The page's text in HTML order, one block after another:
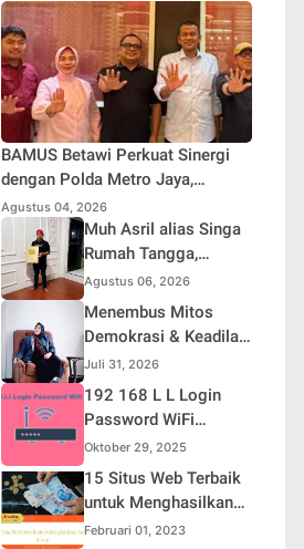
BAMUS Betawi Perkuat Sinergi
dengan Polda Metro Jaya,
Tegaskan Komitmen Menjaga
Jakarta Aman, Damai, dan
Kondusif Jelang HUT ke-81
Republik Indonesia
Agustus 04, 2026
Muh Asril alias Singa
Rumah Tangga,
Kreator Kocak yang
Jago Bikin Kisah
Suami Takut Istri Jadi
Agustus 06, 2026
Menembus Mitos
Demokrasi & Keadilan
Sosial: Adv. Fara
Fariha Rodliyana
Soroti Distorsi
Aksi Main Hakim
Sendiri
Juli 31, 2026
192 168 L L Login
Password WiFi
Indihome Terbaru
2025
Oktober 29, 2025
15 Situs Web Terbaik
untuk Menghasilkan
Uang Online
Februari 01, 2023